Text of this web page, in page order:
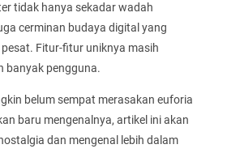
tidak hanya sekadar wadah
cerminan budaya digital yang
Fitur-fitur uniknya masih
banyak pengguna.
belum sempat merasakan euforia
baru mengenalnya, artikel ini akan
dan mengenal lebih dalam